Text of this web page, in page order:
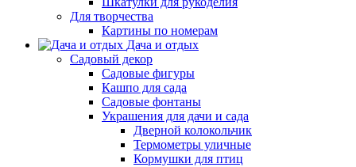
Для творчества
Картины по номерам
Дача и отдых
Садовый декор
Садовые фигуры
Кашпо для сада
Садовые фонтаны
Украшения для дачи и сада
Дверной колокольчик
Термометры уличные
Кормушки для птиц